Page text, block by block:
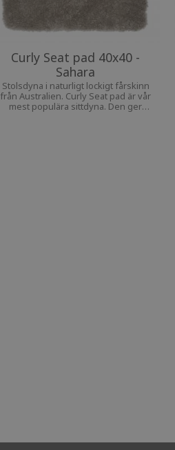
Curly Seat pad 40x40 -
Sahara
Stolsdyna i naturligt lockigt fårskinn
från Australien. Curly Seat pad är vår
mest populära sittdyna. Den ger